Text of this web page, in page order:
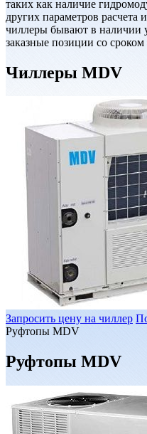
таких как наличие
других параметров расчета
чиллеры бывают в наличии
заказные позиции со
Чиллеры MDV
Запросить цену на чиллер
Руфтопы MDV
Руфтопы MDV